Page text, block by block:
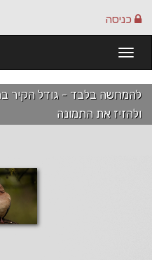
כניסה
ולהזיז את התמונה